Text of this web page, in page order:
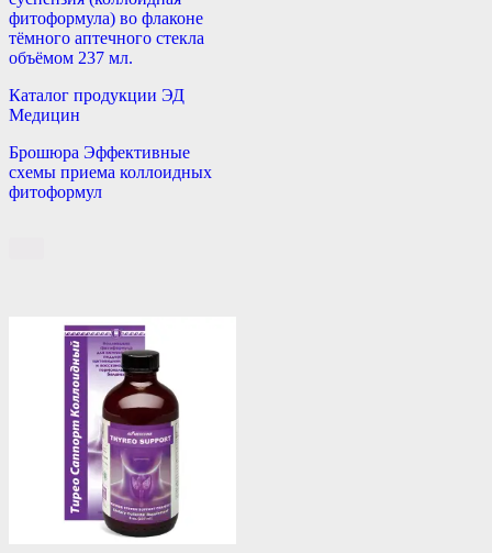
фитоформула) во флаконе
тёмного аптечного стекла
объёмом 237 мл.
Каталог продукции ЭД
Медицин
Брошюра Эффективные
схемы приема коллоидных
фитоформул